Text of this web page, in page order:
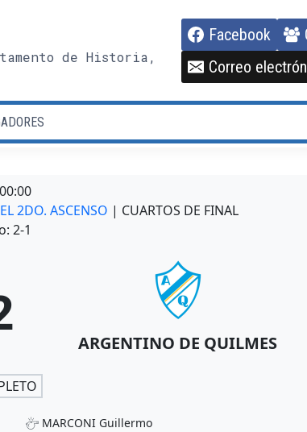
de Historia,
Facebook
Correo
00:00
2DO. ASCENSO | CUARTOS DE FINAL
2-1
ARGENTINO DE QUILMES
MARCONI Guillermo